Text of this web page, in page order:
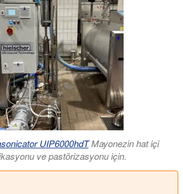
UIP6000hdTMayonezin hat içi
ve pastörizasyonu için.